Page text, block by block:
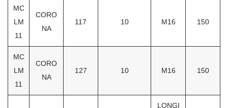
MC
LM
11
CORO
NA
117 10 M16 150
MC
LM
11
CORO
NA
127 10 M16 150
LONGI